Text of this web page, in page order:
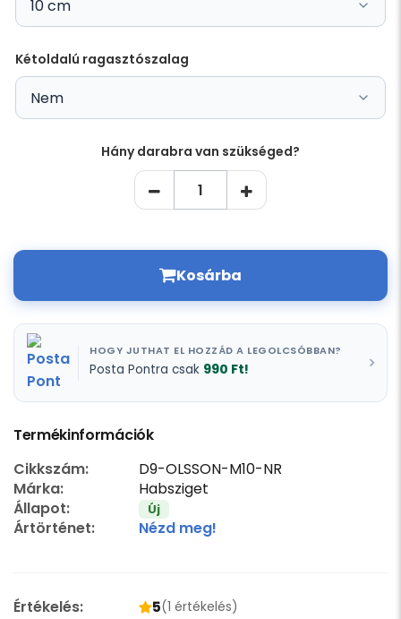
Kétoldalú ragasztószalag
Hány darabra van szükséged?
Kosárba
HOGY JUTHAT EL HOZZÁD A LEGOLCSÓBBAN?
Posta Pontra csak 990 Ft!
Termékinformációk
Cikkszám:
D9-OLSSON-M10-NR
Márka:
Habsziget
Állapot:
Új
Ártörténet: Nézd meg!
Értékelés: 5(1 értékelés)